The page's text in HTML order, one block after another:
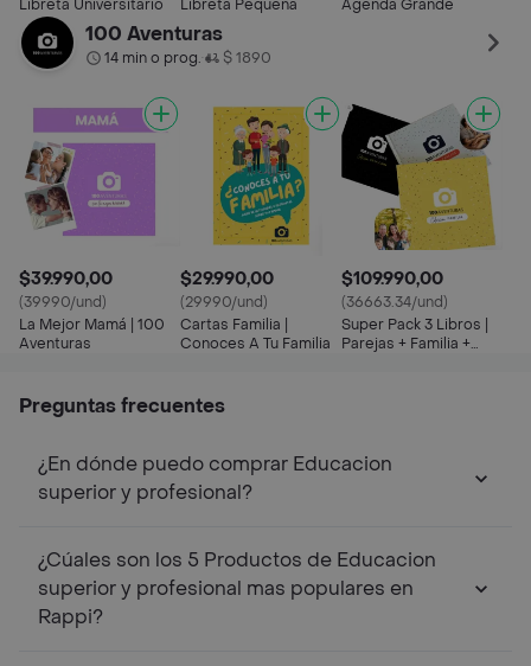
Libreta Universitario
Libreta Pequeña
Agenda Grande
100 Aventuras
14 min o prog.• $ 1890
$39.990,00
(39990/und)
La Mejor Mamá | 100
Aventuras
$29.990,00
(29990/und)
Cartas Familia |
Conoces A Tu Familia
$109.990,00
(36663.34/und)
Super Pack 3 Libros |
Parejas + Familia +
Preguntas frecuentes
¿En dónde puedo comprar Educacion
superior y profesional?
¿Cúales son los 5 Productos de Educacion
superior y profesional mas populares en
Rappi?